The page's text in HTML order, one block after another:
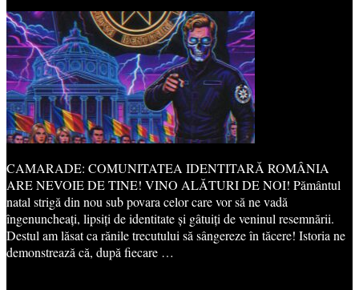
CAMARADE: COMUNITATEA IDENTITARĂ ROMÂNIA
ARE NEVOIE DE TINE! VINO ALĂTURI DE NOI! Pământul
natal strigă din nou sub povara celor care vor să ne vadă
îngenuncheați, lipsiți de identitate și gâtuiți de veninul resemnării.
Destul am lăsat ca rănile trecutului să sângereze în tăcere! Istoria ne
demonstrează că, după fiecare …